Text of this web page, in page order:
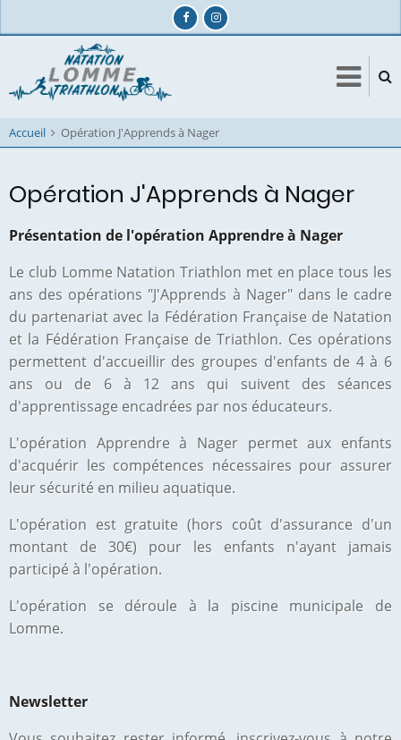
au
principal
Accueil Opération J'Apprends à Nager
Opération J'Apprends à Nager
Présentation de l'opération Apprendre à Nager
Le club Lomme Natation Triathlon met en place tous les
ans des opérations "J'Apprends à Nager" dans le cadre
du partenariat avec la Fédération Française de Natation
et la Fédération Française de Triathlon. Ces opérations
permettent d'accueillir des groupes d'enfants de 4 à 6
ans ou de 6 à 12 ans qui suivent des séances
d'apprentissage encadrées par nos éducateurs.
L'opération Apprendre à Nager permet aux enfants
d'acquérir les compétences nécessaires pour assurer
leur sécurité en milieu aquatique.
L'opération est gratuite (hors coût d'assurance d'un
montant de 30€) pour les enfants n'ayant jamais
participé à l'opération.
L'opération se déroule à la piscine municipale de
Lomme.
Newsletter